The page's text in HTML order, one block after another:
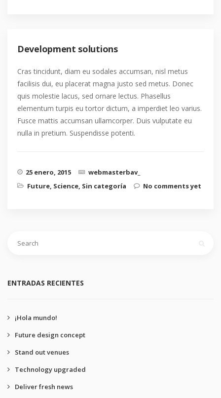
Development solutions
Cras tincidunt, diam eu sodales accumsan, nisl metus
facilisis dui, eu placerat magna justo sed metus. Donec
quis molestie lacus, sed ornare lectus. Phasellus
elementum turpis eu tortor dictum, a imperdiet leo varius.
Fusce mattis accumsan ullamcorper. Duis vulputate eu
nulla in pretium. Suspendisse potenti.
25 enero, 2015
webmasterbav_
Future, Science, Sin categoría No comments yet
ENTRADAS RECIENTES
¡Hola mundo!
Future design concept
Stand out venues
Technology upgraded
Deliver fresh news